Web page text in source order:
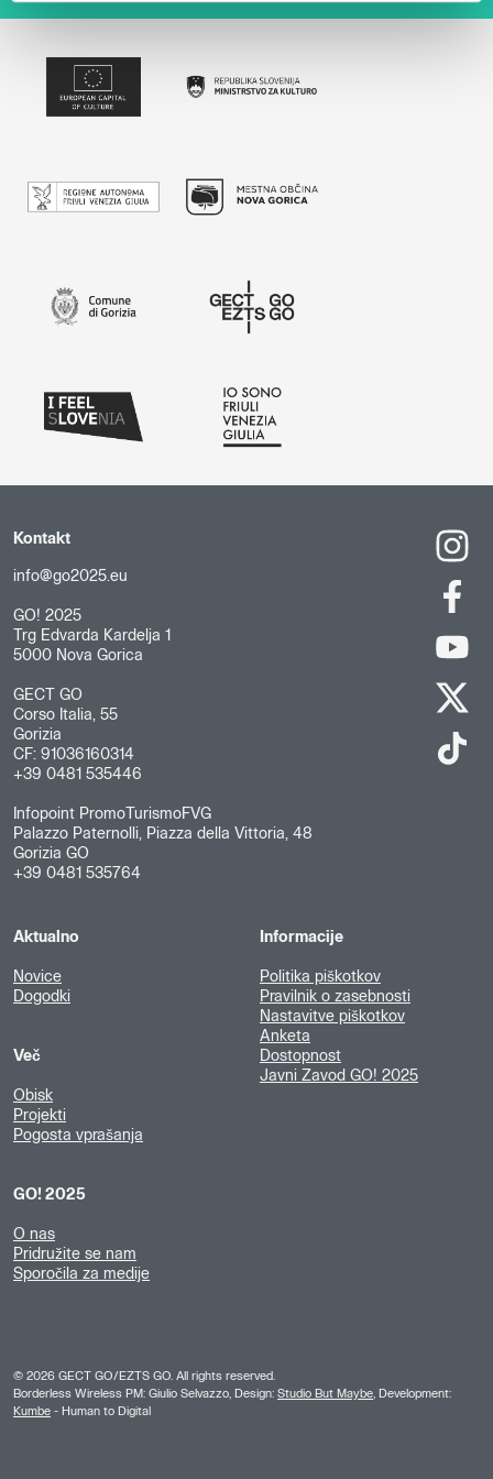
Kontakt
info@go2025.eu
GO! 2025
Trg Edvarda Kardelja 1
5000 Nova Gorica
GECT GO
Corso Italia, 55
Gorizia
CF: 91036160314
+39 0481 535446
Infopoint PromoTurismoFVG
Palazzo Paternolli, Piazza della Vittoria, 48
Gorizia GO
+39 0481 535764
Aktualno
Novice
Dogodki
Več
Obisk
Projekti
Pogosta vprašanja
GO! 2025
O nas
Pridružite se nam
Sporočila za medije
Informacije
Politika piškotkov
Pravilnik o zasebnosti
Nastavitve piškotkov
Anketa
Dostopnost
Javni Zavod GO! 2025
© 2026 GECT GO/EZTS GO. All rights reserved.
Borderless Wireless PM: Giulio Selvazzo, Design: Studio But Maybe , Development:
Kumbe - Human to Digital